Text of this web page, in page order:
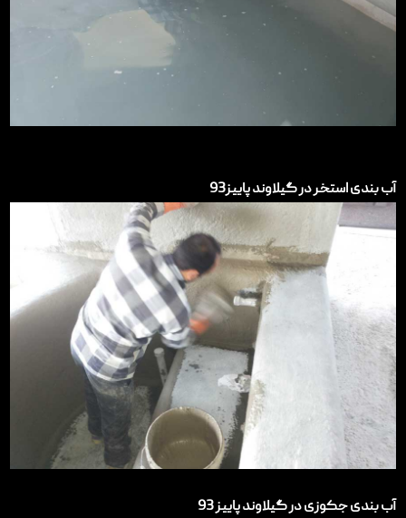
آب بندی استخر در گیلاوند پاییز93
آب بندی جکوزی در گیلاوند پاییز 93